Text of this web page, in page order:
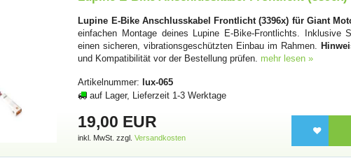
Lupine E-Bike Anschlusskabel Frontlicht (3396x) für Giant
einfachen Montage deines Lupine E-Bike-Frontlichts. Inklusive
einen sicheren, vibrationsgeschützten Einbau im Rahmen.
und Kompatibilität vor der Bestellung prüfen. mehr lesen »
Artikelnummer: lux-065
auf Lager, Lieferzeit 1-3 Werktage
19,00 EUR
inkl. MwSt. zzgl.Versandkosten